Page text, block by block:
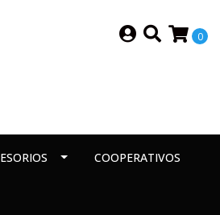
0
COOPERATIVOS